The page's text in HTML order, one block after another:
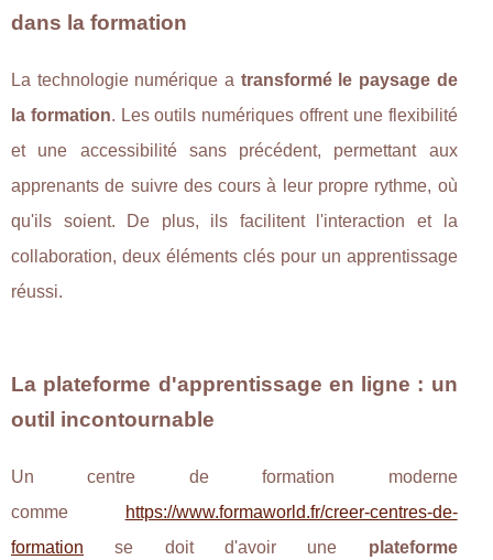
dans la formation
La technologie numérique a transformé le paysage de
la formation. Les outils numériques offrent une flexibilité
et une accessibilité sans précédent, permettant aux
apprenants de suivre des cours à leur propre rythme, où
qu'ils soient. De plus, ils facilitent l'interaction et la
collaboration, deux éléments clés pour un apprentissage
réussi.
La plateforme d'apprentissage en ligne : un
outil incontournable
Un centre de formation moderne
comme
https://www.formaworld.fr/creer-centres-de-
formation se doit d'avoir une plateforme